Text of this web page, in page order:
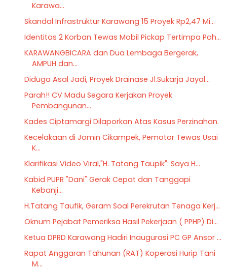
Karawa...
Skandal Infrastruktur Karawang 15 Proyek Rp2,47 Mi...
Identitas 2 Korban Tewas Mobil Pickap Tertimpa Poh...
KARAWANGBICARA dan Dua Lembaga Bergerak,
AMPUH dan...
Diduga Asal Jadi, Proyek Drainase Jl.Sukarja Jayal...
Parah!! CV Madu Segara Kerjakan Proyek
Pembangunan...
Kades Ciptamargi Dilaporkan Atas Kasus Perzinahan.
Kecelakaan di Jomin Cikampek, Pemotor Tewas Usai
K...
Klarifikasi Video Viral,"H. Tatang Taupik": Saya H...
Kabid PUPR "Dani" Gerak Cepat dan Tanggapi
Kebanji...
H.Tatang Taufik, Geram Soal Perekrutan Tenaga Kerj...
Oknum Pejabat Pemeriksa Hasil Pekerjaan ( PPHP) Di...
Ketua DPRD Karawang Hadiri Inaugurasi PC GP Ansor ...
Rapat Anggaran Tahunan (RAT) Koperasi Hurip Tani
M...